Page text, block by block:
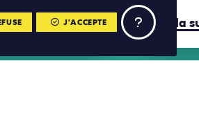
Lire la
J'ACCEPTE